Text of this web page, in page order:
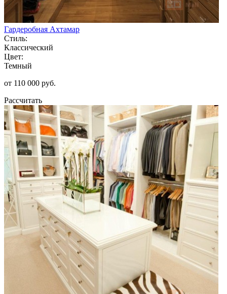
Гардеробная Ахтамар
Стиль:
Классический
Цвет:
Темный
от 110 000 руб.
Рассчитать